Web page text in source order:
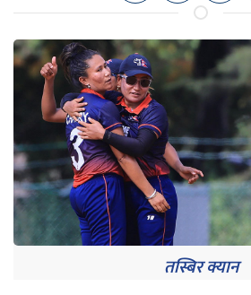
तस्बिर क्यान